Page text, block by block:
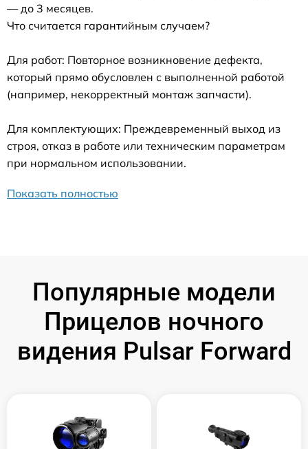
— до 3 месяцев.
Что считается гарантийным случаем?
Для работ: Повторное возникновение дефекта,
который прямо обусловлен с выполненной работой
(например, некорректный монтаж запчасти).
Для комплектующих: Преждевременный выход из
строя, отказ в работе или техническим параметрам
при нормальном использовании.
Показать полностью
Популярные модели
Прицелов ночного
видения Pulsar Forward